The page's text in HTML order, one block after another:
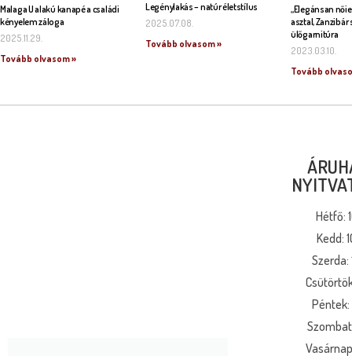
Malaga U alakú kanapé a családi
kényelem záloga
2025.11.29.
Tovább olvasom »
Legénylakás – natúr életstílus
2025.07.08.
Tovább olvasom »
„Elegánsan
asztal, Zanzibár
ülőgarnitúra
2023.03.10.
Tovább
Hétfő:
Kedd:
Szerda:
Péntek: